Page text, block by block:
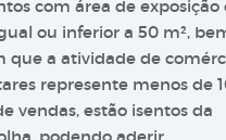
com área de exposição
ou inferior a 50 m²,
que a atividade de
represente menos de
vendas, estão isentos da